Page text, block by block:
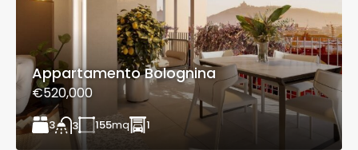
Appartamento Bolognina
€520,000
3 3 155mq 1